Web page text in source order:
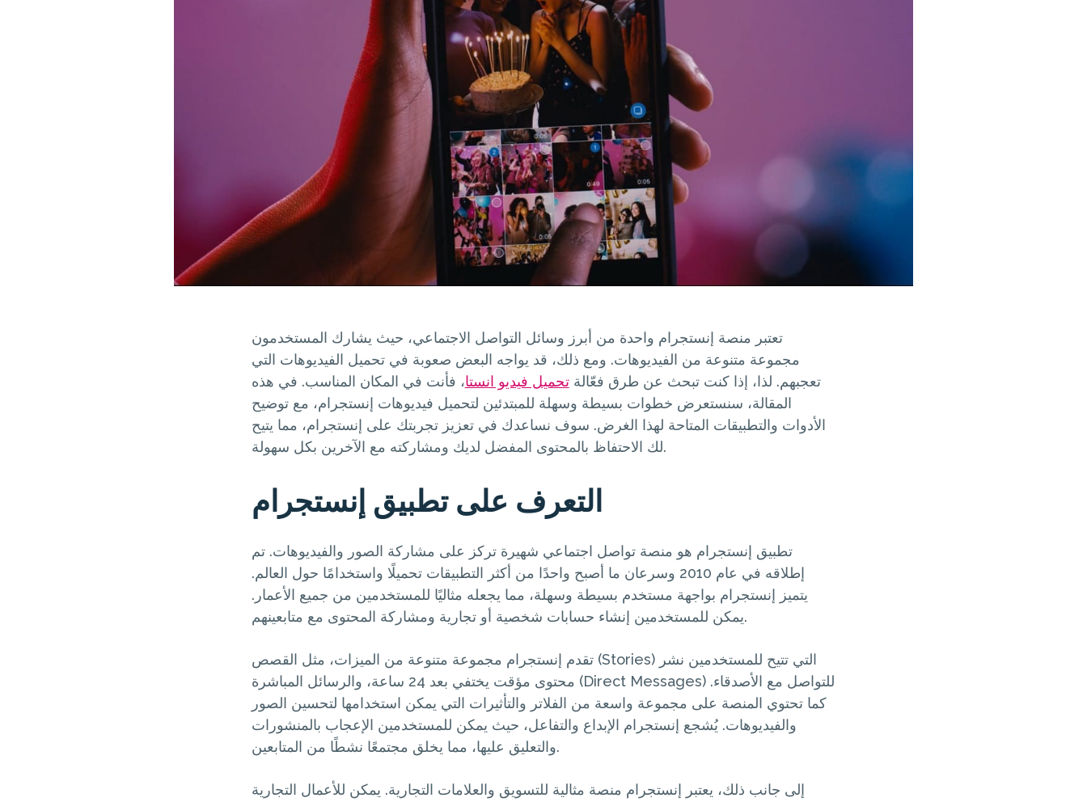
تعتبر منصة إنستجرام واحدة من أبرز وسائل التواصل الاجتماعي، حيث يشارك المستخدمون
مجموعة متنوعة من الفيديوهات. ومع ذلك، قد يواجه البعض صعوبة في تحميل الفيديوهات التي
تعجبهم. لذا، إذا كنت تبحث عن طرق فعّالةتحميل فيديو انستا، فأنت في المكان المناسب. في هذه
المقالة، سنستعرض خطوات بسيطة وسهلة للمبتدئين لتحميل فيديوهات إنستجرام، مع توضيح
الأدوات والتطبيقات المتاحة لهذا الغرض. سوف نساعدك في تعزيز تجربتك على إنستجرام، مما يتيح
لك الاحتفاظ بالمحتوى المفضل لديك ومشاركته مع الآخرين بكل سهولة.
التعرف على تطبيق إنستجرام
تطبيق إنستجرام هو منصة تواصل اجتماعي شهيرة تركز على مشاركة الصور والفيديوهات. تم
إطلاقه في عام 2010 وسرعان ما أصبح واحدًا من أكثر التطبيقات تحميلًا واستخدامًا حول العالم.
يتميز إنستجرام بواجهة مستخدم بسيطة وسهلة، مما يجعله مثاليًا للمستخدمين من جميع الأعمار.
يمكن للمستخدمين إنشاء حسابات شخصية أو تجارية ومشاركة المحتوى مع متابعينهم.
تقدم إنستجرام مجموعة متنوعة من الميزات، مثل القصص (Stories) التي تتيح للمستخدمين نشر
محتوى مؤقت يختفي بعد 24 ساعة، والرسائل المباشرة (Direct Messages) للتواصل مع الأصدقاء.
كما تحتوي المنصة على مجموعة واسعة من الفلاتر والتأثيرات التي يمكن استخدامها لتحسين الصور
والفيديوهات. يُشجع إنستجرام الإبداع والتفاعل، حيث يمكن للمستخدمين الإعجاب بالمنشورات
والتعليق عليها، مما يخلق مجتمعًا نشطًا من المتابعين.
إلى جانب ذلك، يعتبر إنستجرام منصة مثالية للتسويق والعلامات التجارية. يمكن للأعمال التجارية